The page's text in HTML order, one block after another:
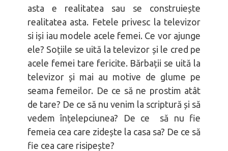
asta e realitatea sau se construiește
realitatea asta. Fetele privesc la televizor
si iși iau modele acele femei. Ce vor ajunge
ele? Soțiile se uită la televizor și le cred pe
acele femei tare fericite. Bărbații se uită la
televizor și mai au motive de glume pe
seama femeilor. De ce să ne prostim atât
de tare? De ce să nu venim la scriptură și să
vedem înțelepciunea? De ce să nu fie
femeia cea care zidește la casa sa? De ce să
fie cea care risipește?